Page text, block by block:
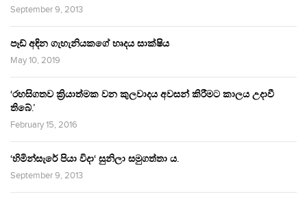
September 9, 2013
පෑඩ් අඳින ගැහැනියකගේ හෘදය සාක්ෂිය
May 10, 2019
‘රහසිගතව ක්‍රියාත්මක වන කුලවාදය අවසන් කිරීමට කාලය උදාවී
තිබේ.’
February 15, 2016
‘හිමින්සැරේ පියා විදා‘ සුනිලා සමුගත්තා ය.
September 9, 2013